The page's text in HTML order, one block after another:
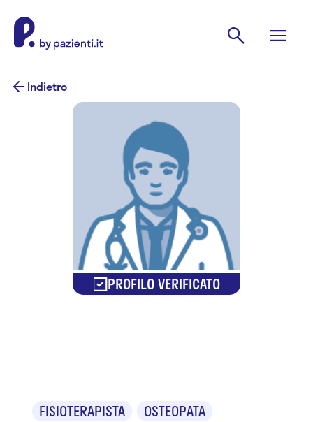
Indietro
PROFILO VERIFICATO
FISIOTERAPISTA OSTEOPATA